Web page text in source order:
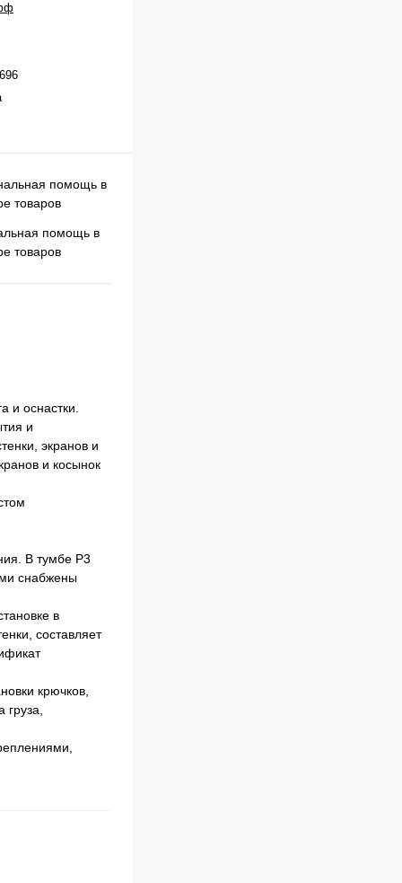
помощь в
товаров
и оснастки.
и
экранов и
и косынок
В тумбе P3
снабжены
в
составляет
крючков,
груза,